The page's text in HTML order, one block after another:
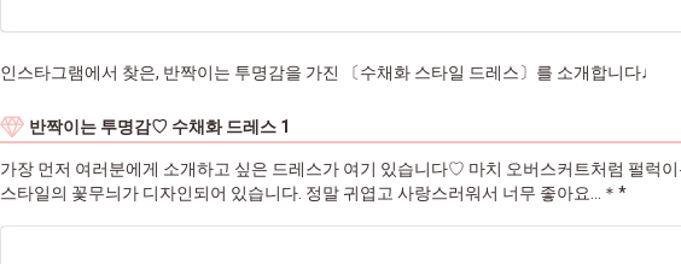
인스타그램에서 찾은, 반짝이는 투명감을 가진 〔수채화 스타일 드레스〕를 소개합니다♩
반짝이는 투명감♡ 수채화 드레스 1
가장 먼저 여러분에게 소개하고 싶은 드레스가 여기 있습니다♡ 마치 오버스커트처럼 펄럭
스타일의 꽃무늬가 디자인되어 있습니다. 정말 귀엽고 사랑스러워서 너무 좋아요...＊*